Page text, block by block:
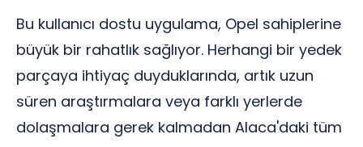
Bu kullanıcı dostu uygulama, Opel sahiplerine
büyük bir rahatlık sağlıyor. Herhangi bir yedek
parçaya ihtiyaç duyduklarında, artık uzun
süren araştırmalara veya farklı yerlerde
dolaşmalara gerek kalmadan Alaca'daki tüm